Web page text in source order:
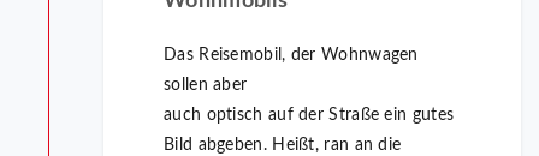
Das Reisemobil, der Wohnwagen
sollen aber
auch optisch auf der Straße ein gutes
Bild abgeben. Heißt, ran an die